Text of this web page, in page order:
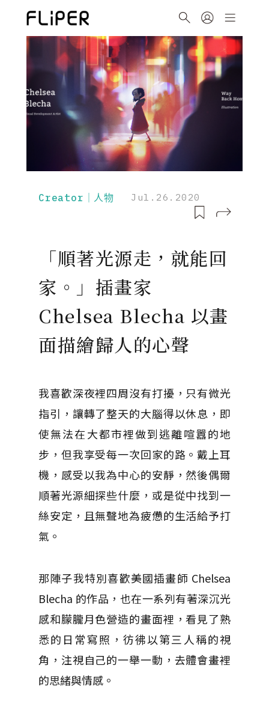
Creator｜人物 Jul.26.2020
「順著光源走，就能回
家。」插畫家
Chelsea Blecha 以畫
面描繪歸人的心聲
我喜歡深夜裡四周沒有打擾，只有微光
指引，讓轉了整天的大腦得以休息，即
使無法在大都市裡做到逃離喧囂的地
步，但我享受每一次回家的路。戴上耳
機，感受以我為中心的安靜，然後偶爾
順著光源細探些什麼，或是從中找到一
絲安定，且無聲地為疲憊的生活給予打
氣。
那陣子我特別喜歡美國插畫師 Chelsea
Blecha 的作品，也在一系列有著深沉光
感和朦朧月色營造的畫面裡，看見了熟
悉的日常寫照，彷彿以第三人稱的視
角，注視自己的一舉一動，去體會畫裡
的思緒與情感。